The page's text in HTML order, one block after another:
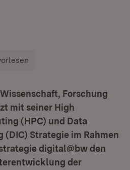
Forschung
mit seiner High
(HPC) und Data
(DIC) Strategie im Rahmen
digital@bw den
der